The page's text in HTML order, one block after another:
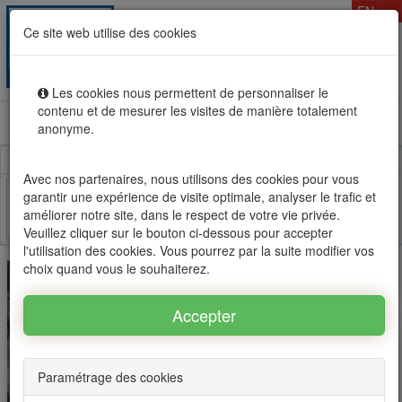
Ce site web utilise des cookies
Les cookies nous permettent de personnaliser le
contenu et de mesurer les visites de manière totalement
anonyme.
Avec nos partenaires, nous utilisons des cookies pour vous
garantir une expérience de visite optimale, analyser le trafic et
améliorer notre site, dans le respect de votre vie privée.
Veuillez cliquer sur le bouton ci-dessous pour accepter
l'utilisation des cookies. Vous pourrez par la suite modifier vos
choix quand vous le souhaiterez.
Paramétrage des cookies
EN
Rental sale real estate in Mauritius, OFIM network of
Facebook Twitter Email